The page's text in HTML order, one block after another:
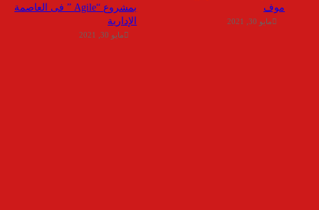
بمشروع “Agile ” فى العاصمة
الإدارية
مايو 30, 2021
موف
مايو 30, 2021